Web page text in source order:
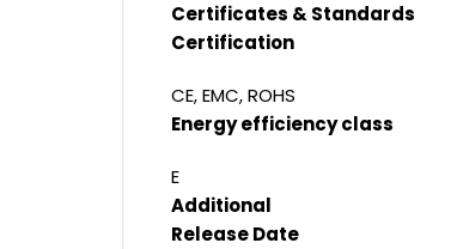
Certificates & Standards
Certification
CE, EMC, ROHS
Energy efficiency class
E
Additional
Release Date